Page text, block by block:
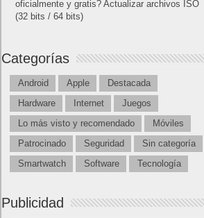
oficialmente y gratis? Actualizar archivos ISO
(32 bits / 64 bits)
Categorías
Android Apple
Destacada
Hardware
Internet
Juegos
Lo más visto y recomendado
Móviles
Patrocinado
Seguridad
Sin categoría
Smartwatch
Software Tecnología
Publicidad